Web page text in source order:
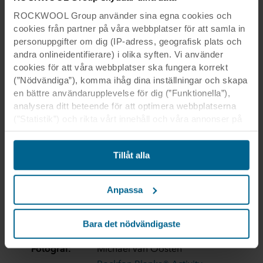
ROCKWOOL Group använder sina egna cookies och
cookies från partner på våra webbplatser för att samla in
personuppgifter om dig (IP-adress, geografisk plats och
andra onlineidentifierare) i olika syften. Vi använder
cookies för att våra webbplatser ska fungera korrekt
(”Nödvändiga”), komma ihåg dina inställningar och skapa
en bättre användarupplevelse för dig (”Funktionella”),
analysera ditt beteende för att optimera webbplatserna
sociala medier och externa webbplatser baserat på ditt
beteende på våra webbplatser (”Marknadsföring”).
Information om din användning av våra webbplatser kan
komma att lämnas ut till våra sociala medie-, reklam- och
uppgifter med annan information som de har fått tidigare
eller som de har samlat in genom din användning av
deras tjänster. Denna partner kan vara etablerad i osäkra
tredjeländer, inklusive USA, och genom att acceptera
cookies för denna överföring är du också införstådd med
att skyddsnivån i tredje land kanske inte är densamma
Tillåt alla
Anpassa
Bara det nödvändigaste
DaCapo College
DaCapo College
Land:
Sittard, Nederländerna
Povse en Timmermans
Architecten en Ingeneurs
Undertaksentr
Gepla
Fotograf:
Michael van Oosten